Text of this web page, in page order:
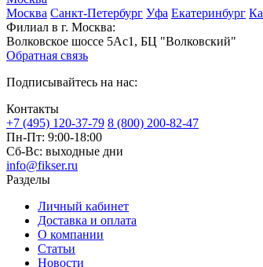
Москва Санкт-Петербург Уфа Екатеринбург
Филиал в г. Москва:
Волковское шоссе 5Ас1, БЦ "Волковский"
Обратная связь
Подписывайтесь на нас:
Контакты
+7 (495) 120-37-79 8 (800) 200-82-47
Пн-Пт: 9:00-18:00
Сб-Вс: выходные дни
info@fikser.ru
Разделы
Личный кабинет
Доставка и оплата
О компании
Статьи
Новости